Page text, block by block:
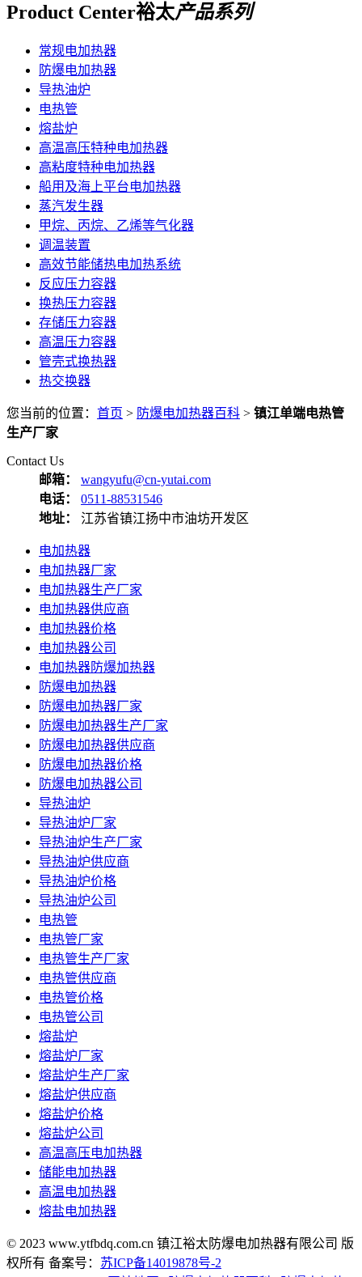
Product Center裕太产品系列
常规电加热器
防爆电加热器
导热油炉
电热管
熔盐炉
高温高压特种电加热器
高粘度特种电加热器
船用及海上平台电加热器
蒸汽发生器
甲烷、丙烷、乙烯等气化器
调温装置
高效节能储热电加热系统
反应压力容器
换热压力容器
存储压力容器
高温压力容器
管壳式换热器
热交换器
您当前的位置： 首页 > 防爆电加热器百科 > 镇江单端电热管
生产厂家
Contact Us
邮箱：
wangyufu@cn-yutai.com
电话：
0511-88531546
地址：
江苏省镇江扬中市油坊开发区
电加热器
电加热器厂家
电加热器生产厂家
电加热器供应商
电加热器价格
电加热器公司
电加热器防爆加热器
防爆电加热器
防爆电加热器厂家
防爆电加热器生产厂家
防爆电加热器供应商
防爆电加热器价格
防爆电加热器公司
导热油炉
导热油炉厂家
导热油炉生产厂家
导热油炉供应商
导热油炉价格
导热油炉公司
电热管
电热管厂家
电热管生产厂家
电热管供应商
电热管价格
电热管公司
熔盐炉
熔盐炉厂家
熔盐炉生产厂家
熔盐炉供应商
熔盐炉价格
熔盐炉公司
高温高压电加热器
储能电加热器
高温电加热器
熔盐电加热器
© 2023 www.ytfbdq.com.cn 镇江裕太防爆电加热器有限公司 版
权所有 备案号： 苏ICP备14019878号-2